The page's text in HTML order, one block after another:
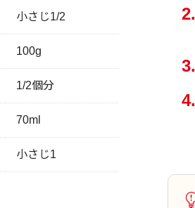
小さじ1/2
100g
1/2個分
70ml
小さじ1